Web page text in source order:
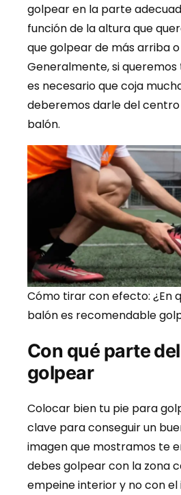
golpear en la parte
función de la altura que
que golpear de más arriba
Generalmente, si
es necesario que coja
deberemos darle del
balón.
Cómo tirar con efecto: ¿En
balón es recomendable
Con qué parte
golpear
Colocar bien tu pie para
clave para conseguir un
imagen que mostramos te
debes golpear con la zona
empeine interior y no con